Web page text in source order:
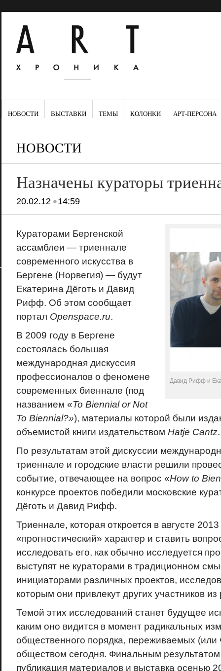
НОВОСТИ ВЫСТАВКИ ТЕМЫ КОЛОНКИ АРТ-ПЕРСОНА
НОВОСТИ
Назначены кураторы
20.02.12•14:59
Давид Рифф и
Кураторами Бергенской
ассамблеи — триеннале
современного искусства в
Бергене (Норвегия) — будут
Екатерина Дёготь и Давид
Рифф. Об этом сообщает
портал Openspace.ru.
​В 2009 году в Бергене
состоялась большая
международная дискуссия
профессионалов о феномене
современных биеннале (под
названием «To Biennial or Not
To Biennial?»), материалы которой были
объемистой книги издательством Hatje Cantz.
По результатам этой дискуссии
триеннале и городские власти решили
событие, отвечающее на вопрос «How to
конкурсе проектов победили московские
Дёготь и Давид Рифф.
Триеннале, которая откроется в августе
«прогностический» характер и ставить
исследовать его, как обычно исследуется
выступят не кураторами в традиционном
инициаторами различных проектов,
которым они привлекут других участников
Темой этих исследований станет будущее
каким оно видится в момент радикальных
общественного порядка, переживаемых
обществом сегодня. Финальным
публикация материалов и выставка осенью